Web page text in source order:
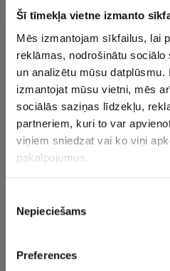
Šī tīmekļa vietne izmanto
Mēs izmantojam sīkfailus, lai
reklāmas, nodrošinātu
un analizētu mūsu
izmantojat mūsu vietni, mēs
sociālās saziņas līdzekļu,
partneriem, kuri to var
viņiem sniedzat vai ko viņi
pakalpojumus.
izvēle
Nepieciešams
Preferences
10.04.2025
05.04.2025
Arvien
un
šosezon